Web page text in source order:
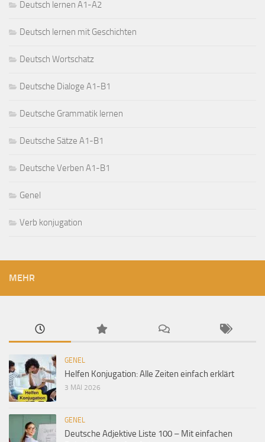
Deutsch lernen A1-A2
Deutsch lernen mit Geschichten
Deutsch Wortschatz
Deutsche Dialoge A1-B1
Deutsche Grammatik lernen
Deutsche Sätze A1-B1
Deutsche Verben A1-B1
Genel
Verb konjugation
MEHR
GENEL
Helfen Konjugation: Alle Zeiten einfach erklärt
3 MAI 2026
GENEL
Deutsche Adjektive Liste 100 – Mit einfachen